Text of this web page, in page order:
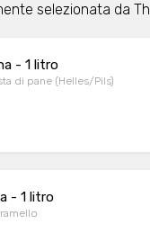
selezionata da
- 1 litro
di pane (Helles/Pils)
- 1 litro